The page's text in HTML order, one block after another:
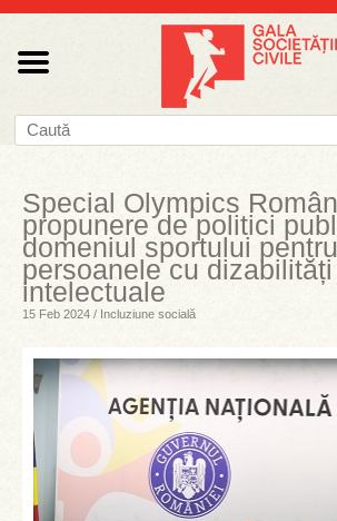
Special Olympics
propunere de politici
domeniul sportului pentru
persoanele cu dizabilități
intelectuale
15 Feb 2024 / Incluziune socială